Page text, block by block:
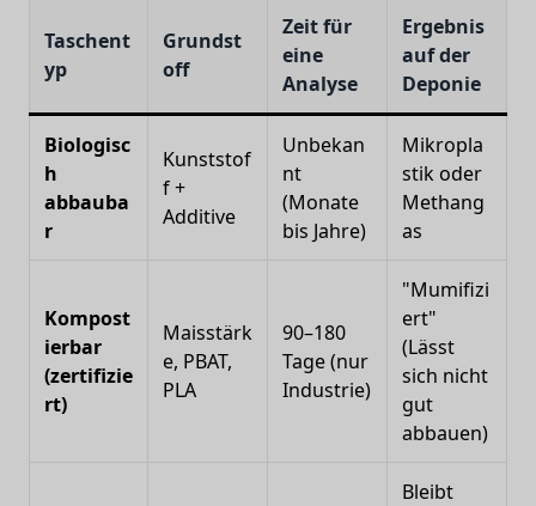
Taschent
yp
Grundst
off
Zeit für
eine
Analyse
Ergebnis
auf der
Deponie
Biologisc
h
abbauba
r
Kunststof
f +
Additive
Unbekan
nt
(Monate
bis Jahre)
Mikropla
stik oder
Methang
as
Kompost
ierbar
(zertifizie
rt)
Maisstärk
e, PBAT,
PLA
90–180
Tage (nur
Industrie)
"Mumifizi
ert"
(Lässt
sich nicht
gut
abbauen)
Bleibt